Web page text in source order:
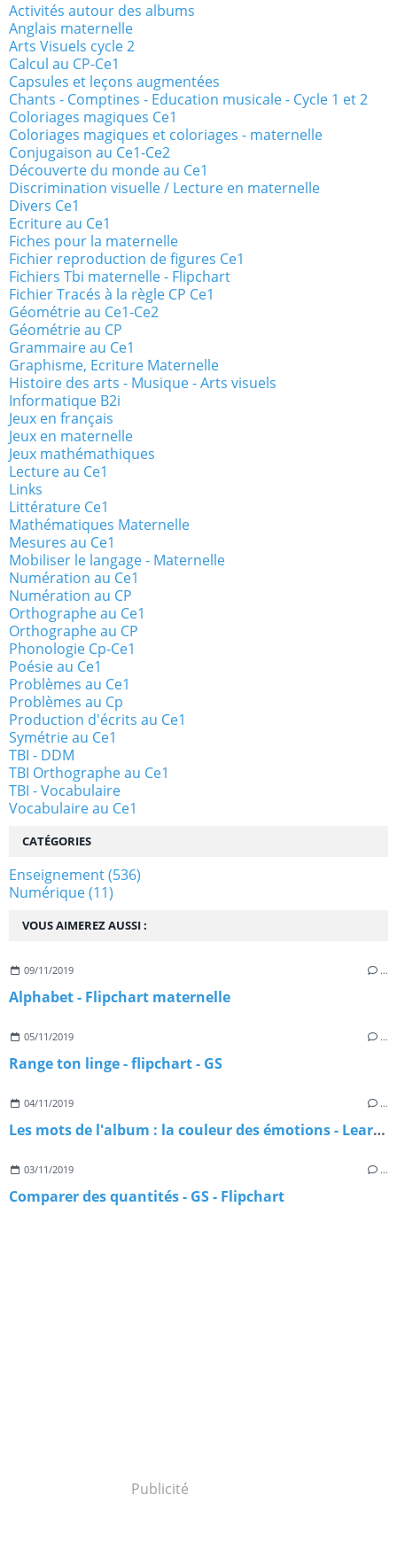
VOUS AIMEREZ AUSSI :
09/11/2019 …
Alphabet - Flipchart maternelle
05/11/2019 …
Range ton linge - flipchart - GS
04/11/2019 …
Les mots de l'album : la couleur des émotions - Learningapps
03/11/2019 …
Comparer des quantités - GS - Flipchart
Activités autour des albums
Anglais maternelle
Arts Visuels cycle 2
Calcul au CP-Ce1
Capsules et leçons augmentées
Chants - Comptines - Education musicale - Cycle 1 et 2
Coloriages magiques Ce1
Coloriages magiques et coloriages - maternelle
Conjugaison au Ce1-Ce2
Découverte du monde au Ce1
Discrimination visuelle / Lecture en maternelle
Divers Ce1
Ecriture au Ce1
Fiches pour la maternelle
Fichier reproduction de figures Ce1
Fichiers Tbi maternelle - Flipchart
Fichier Tracés à la règle CP Ce1
Géométrie au Ce1-Ce2
Géométrie au CP
Grammaire au Ce1
Graphisme, Ecriture Maternelle
Histoire des arts - Musique - Arts visuels
Informatique B2i
Jeux en français
Jeux en maternelle
Jeux mathémathiques
Lecture au Ce1
Links
Littérature Ce1
Mathématiques Maternelle
Mesures au Ce1
Mobiliser le langage - Maternelle
Numération au Ce1
Numération au CP
Orthographe au Ce1
Orthographe au CP
Phonologie Cp-Ce1
Poésie au Ce1
Problèmes au Ce1
Problèmes au Cp
Production d'écrits au Ce1
Symétrie au Ce1
TBI - DDM
TBI Orthographe au Ce1
TBI - Vocabulaire
Vocabulaire au Ce1
CATÉGORIES
Enseignement(536)
Numérique(11)
Publicité